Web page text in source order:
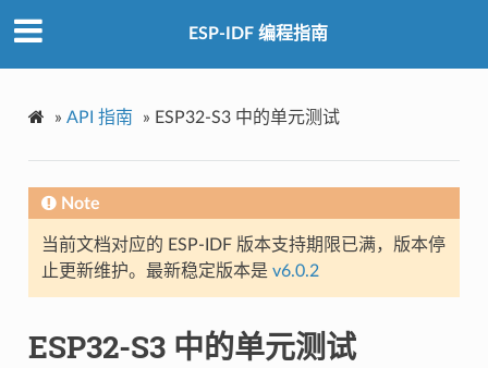
ESP-IDF 编程指南
» API 指南 » ESP32-S3 中的单元测试
Note
当前文档对应的 ESP-IDF 版本支持期限已满，版本停
止更新维护。最新稳定版本是 v6.0.2
ESP32-S3 中的单元测试